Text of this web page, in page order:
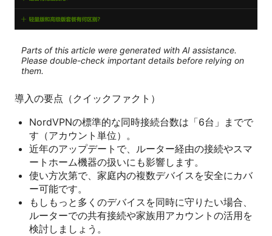
Parts of this article were generated with AI assistance.
Please double-check important details before relying on
them.
導入の要点（クイックファクト）
NordVPNの標準的な同時接続台数は「6台」までで
す（アカウント単位）。
近年のアップデートで、ルーター経由の接続やスマ
ートホーム機器の扱いにも影響します。
使い方次第で、家庭内の複数デバイスを安全にカバ
ー可能です。
もしもっと多くのデバイスを同時に守りたい場合、
ルーターでの共有接続や家族用アカウントの活用を
検討しましょう。